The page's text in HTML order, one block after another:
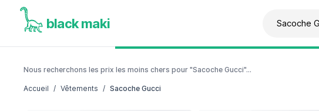
black maki
Nous recherchons les prix les moins chers pour "Sacoche Gucci"...
Accueil / Vêtements / Sacoche Gucci